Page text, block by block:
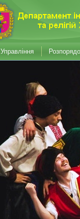
Управління